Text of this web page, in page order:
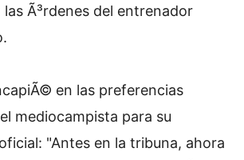
las Ã³rdenes del entrenador
en las preferencias
mediocampista para su
"Antes en la tribuna, ahora